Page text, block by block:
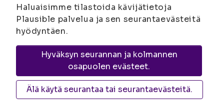
Tietosuoja
Yhteystiedot
Anna palautetta
Haluaisimme tilastoida kävijätietoja
Plausible palvelua ja sen seurantaevästeitä
hyödyntäen.
Hyväksyn seurannan ja kolmannen
osapuolen evästeet.
Älä käytä seurantaa tai seurantaevästeitä.